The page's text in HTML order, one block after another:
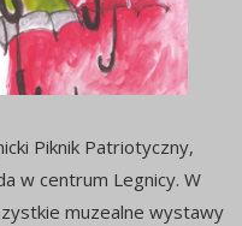
Piknik Patriotyczny,
w centrum Legnicy. W
muzealne wystawy